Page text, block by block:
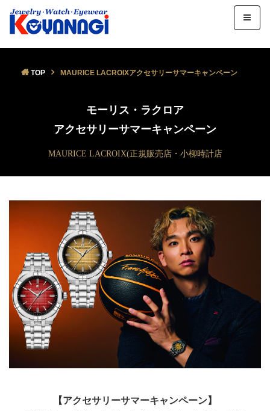
TOP MAURICE LACROIXアクセサリーサマーキャンペーン
モーリス・ラクロア
アクセサリーサマーキャンペーン
MAURICE LACROIX(正規販売店・小柳時計店
【アクセサリーサマーキャンペーン】